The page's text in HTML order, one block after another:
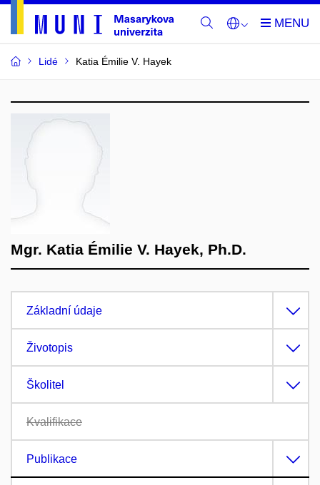
Lidé Katia Émilie V. Hayek
Mgr. Katia Émilie V. Hayek, Ph.D.
Základní údaje
Životopis
Školitel
Kvalifikace
Publikace